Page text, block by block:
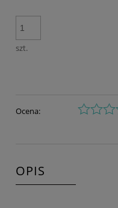
szt.
Ocena:
OPIS